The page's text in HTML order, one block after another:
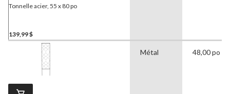
Tonnelle acier, 55 x 80 po
139,99 $
Métal 48,00 po